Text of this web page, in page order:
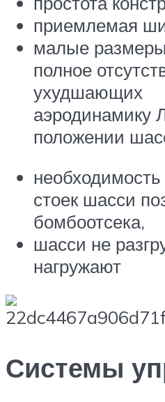
приемлемая
малые
полное
ухудшающих
аэродинамику
положении
стоек шасси
бомбоотсека,
шасси не
нагружают
Системы